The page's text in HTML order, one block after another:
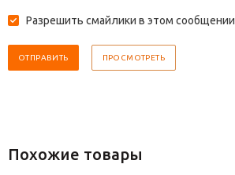
Разрешить смайлики в этом сообщении
Похожие товары